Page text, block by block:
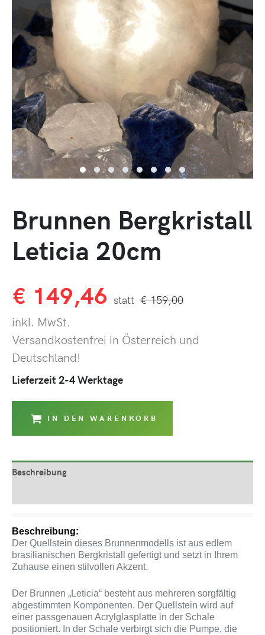
Brunnen Bergkristall
Leticia 20cm
€ 149,46 €159,00
inkl. MwSt.
Versandkostenfrei in Österreich und
Deutschland!
Lieferzeit 2-4 Werktage
IN DEN WARENKORB
Beschreibung
Beschreibung:
Der Quellstein dieses Brunnenmodells ist aus edlem
brasilianischen Bergkristall gefertigt und setzt in Ihrem
Zuhause einen stilvollen Akzent.
Der Brunnen „Leticia“ besteht aus mehreren sorgfältig
abgestimmten Komponenten. Der Quellstein wird auf
einer passgenauen Acrylglasplatte in der Schale
positioniert. In der Schale verbirgt sich die Pumpe, die